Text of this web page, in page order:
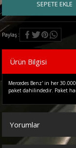
SEPETE EKLE
Paylaş
Ürün Bilgisi
Mercedes Benz' in her
paket dahilindedir. Paket
Yorumlar